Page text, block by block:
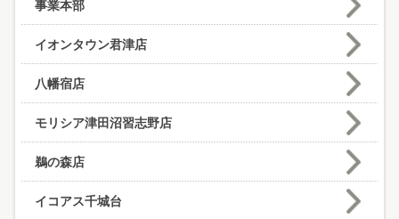
事業本部
イオンタウン君津店
八幡宿店
モリシア津田沼習志野店
鵜の森店
イコアス千城台